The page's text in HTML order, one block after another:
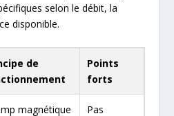
selon le débit, la
disponible.
de
Points
forts
magnétique
Pas